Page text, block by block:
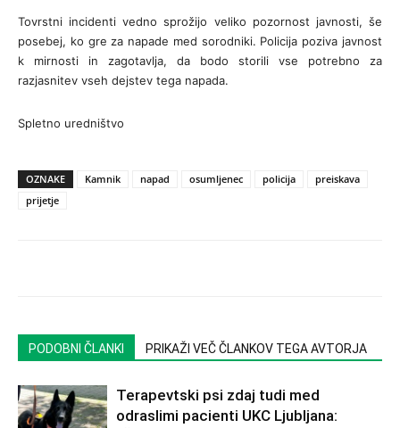
Tovrstni incidenti vedno sprožijo veliko pozornost javnosti, še
posebej, ko gre za napade med sorodniki. Policija poziva javnost
k mirnosti in zagotavlja, da bodo storili vse potrebno za
razjasnitev vseh dejstev tega napada.
Spletno uredništvo
OZNAKE Kamnik napad osumljenec policija
preiskava
prijetje
PODOBNI ČLANKI PRIKAŽI VEČ ČLANKOV TEGA AVTORJA
Terapevtski psi zdaj tudi med
odraslimi pacienti UKC Ljubljana: